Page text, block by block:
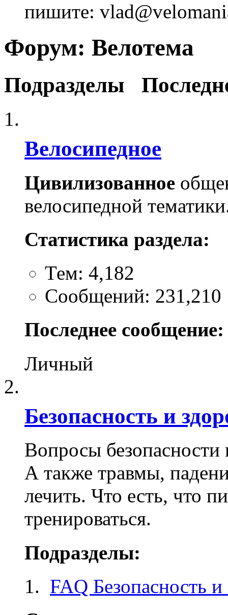
пишите:
Форум: Велотема
Подразделы
Велосипедное
Цивилизованное
велосипедной
Статистика раздела:
Тем: 4,182
Сообщений: 231,210
Последнее сообщение:
Личный
Безопасность и
Вопросы безопасности
А также травмы,
лечить. Что есть, что
тренироваться.
Подразделы:
FAQ Безопасность и